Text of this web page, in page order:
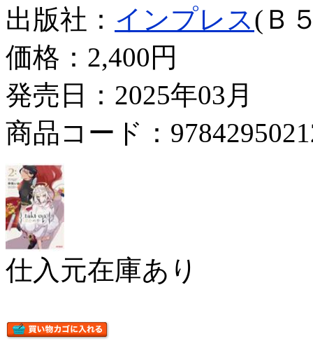
出版社： インプレス(Ｂ
価格： 2,400円
発売日：2025年03月
商品コード：
仕入元在庫あり